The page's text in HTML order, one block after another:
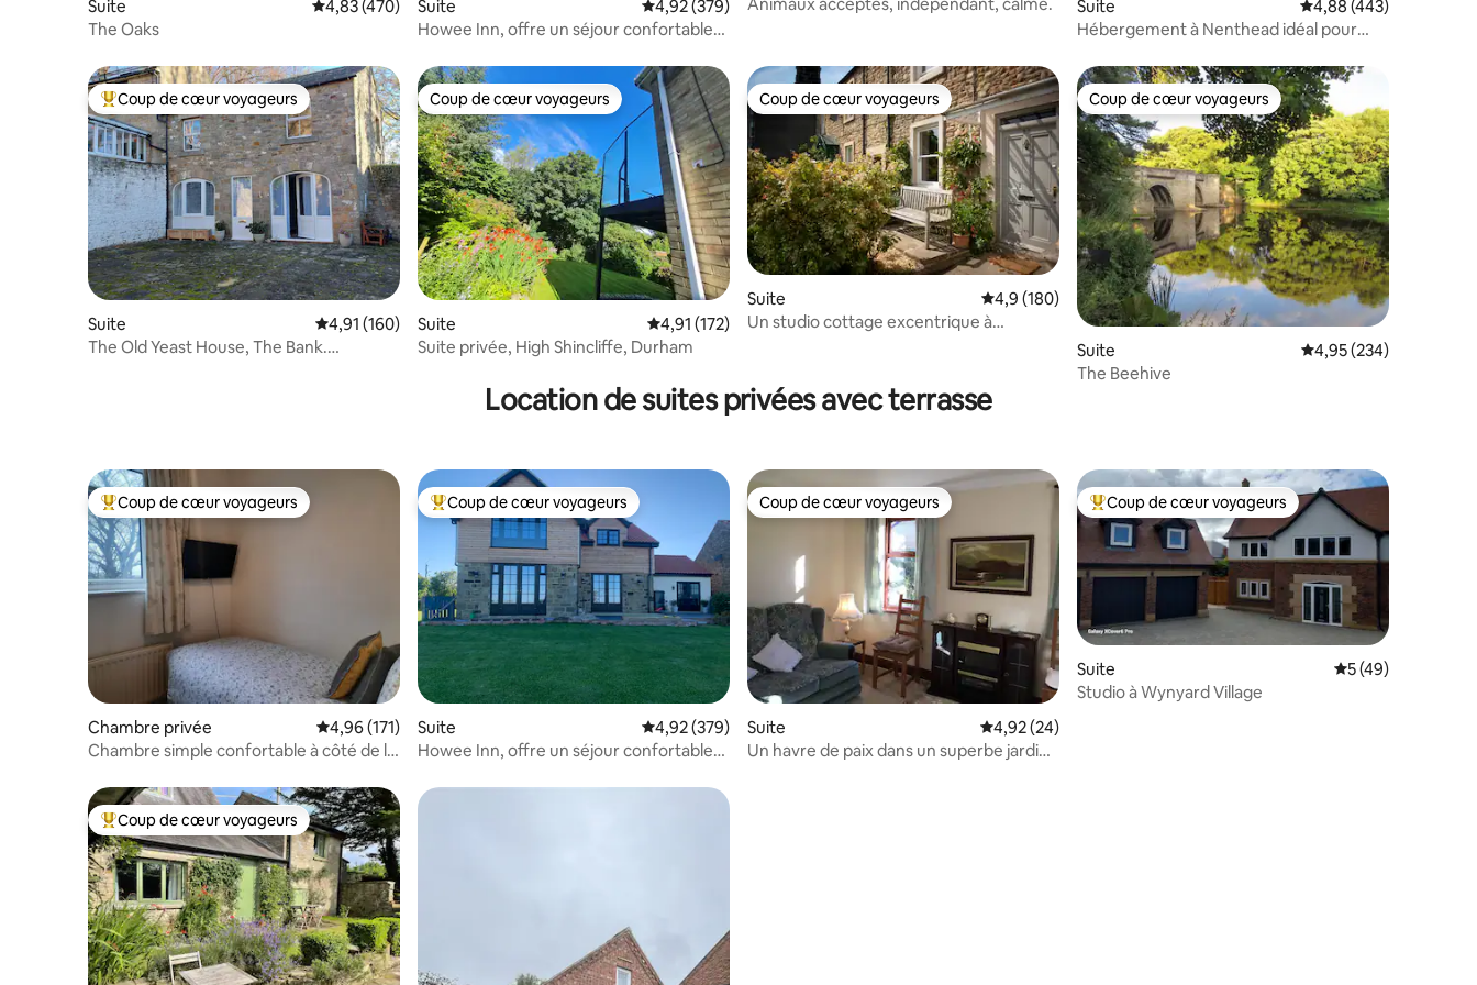
Suite Évaluation moyenne sur la base de 470 commentaires : 4,83 sur 5
4,83 (470)
The Oaks
Suite Évaluation moyenne sur la base de 379 commentaires : 4,92 sur 5
4,92 (379)
Howee Inn, offre un séjour confortable
Suite Évaluation moyenne
4,88 (443)
Hébergement à Nenthead idéal pour
Coups de cœur voyageurs les plus appréciés
Coup de cœur voyageurs
Suite Évaluation moyenne sur la base de 160 commentaires : 4,91 sur 5
4,91 (160)
The Old Yeast House, The Bank.
Coup de cœur voyageurs
Coup de cœur voyageurs
Suite Évaluation moyenne sur la base de 172 commentaires : 4,91 sur 5
4,91 (172)
Suite privée, High Shincliffe, Durham
Coup de cœur voyageurs
Coup de cœur voyageurs
Suite Évaluation moyenne sur la base de 180 commentaires : 4,9 sur 5
4,9 (180)
Un studio cottage excentrique à
Coup de cœur voyageurs
Coup de cœur voyageurs
Suite Évaluation moyenne
4,95 (234)
The Beehive
Location de suites privées avec terrasse
Coups de cœur voyageurs les plus appréciés
Coup de cœur voyageurs
Chambre privée Évaluation moyenne sur la base de 171 commentaires : 4,96 sur 5
4,96 (171)
Chambre simple confortable à côté de la
Coups de cœur voyageurs les plus appréciés
Coup de cœur voyageurs
Suite Évaluation moyenne sur la base de 379 commentaires : 4,92 sur 5
4,92 (379)
Howee Inn, offre un séjour confortable
Coup de cœur voyageurs
Coup de cœur voyageurs
Suite Évaluation moyenne sur la base de 24 commentaires : 4,92 sur 5
4,92 (24)
Un havre de paix dans un superbe jardin,
Coups de cœur voyageurs les plus appréciés
Coup de cœur voyageurs
Suite Évaluation
5 (49)
Studio à Wynyard Village
Coups de cœur voyageurs les plus appréciés
Coup de cœur voyageurs